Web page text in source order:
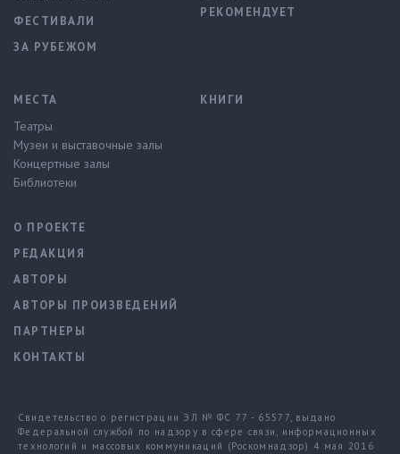
ФЕСТИВАЛИ
ЗА РУБЕЖОМ
РЕКОМЕНДУЕТ
МЕСТА
Театры
Музеи и выставочные залы
Концертные залы
Библиотеки
КНИГИ
О ПРОЕКТЕ
РЕДАКЦИЯ
АВТОРЫ
АВТОРЫ ПРОИЗВЕДЕНИЙ
ПАРТНЕРЫ
КОНТАКТЫ
Свидетельство о регистрации ЭЛ № ФС 77 - 65577, выдано
Федеральной службой по надзору в сфере связи, информационных
технологий и массовых коммуникаций (Роскомнадзор) 4 мая 2016